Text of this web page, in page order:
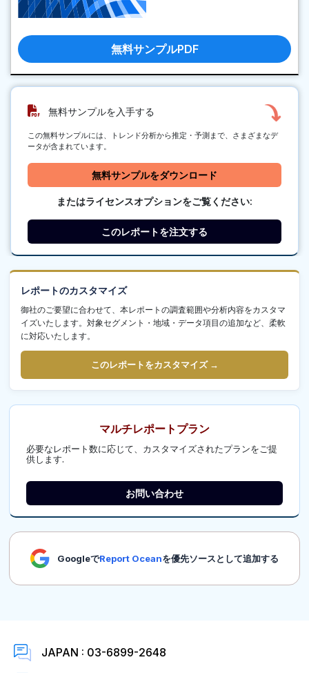
無料サンプルPDF
無料サンプルを入手する
この無料サンプルには、トレンド分析から推定・予測まで、さまざまなデ
ータが含まれています。
無料サンプルをダウンロード
またはライセンスオプションをご覧ください:
このレポートを注文する
レポートのカスタマイズ
御社のご要望に合わせて、本レポートの調査範囲や分析内容をカスタマ
イズいたします。対象セグメント・地域・データ項目の追加など、柔軟
に対応いたします。
このレポートをカスタマイズ →
マルチレポートプラン
必要なレポート数に応じて、カスタマイズされたプランをご提
供します.
お問い合わせ
GoogleでReport Oceanを優先ソースとして追加する
JAPAN : 03-6899-2648